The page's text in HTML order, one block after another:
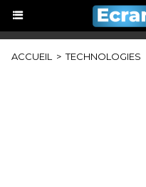
ACCUEIL > TECHNOLOGIES